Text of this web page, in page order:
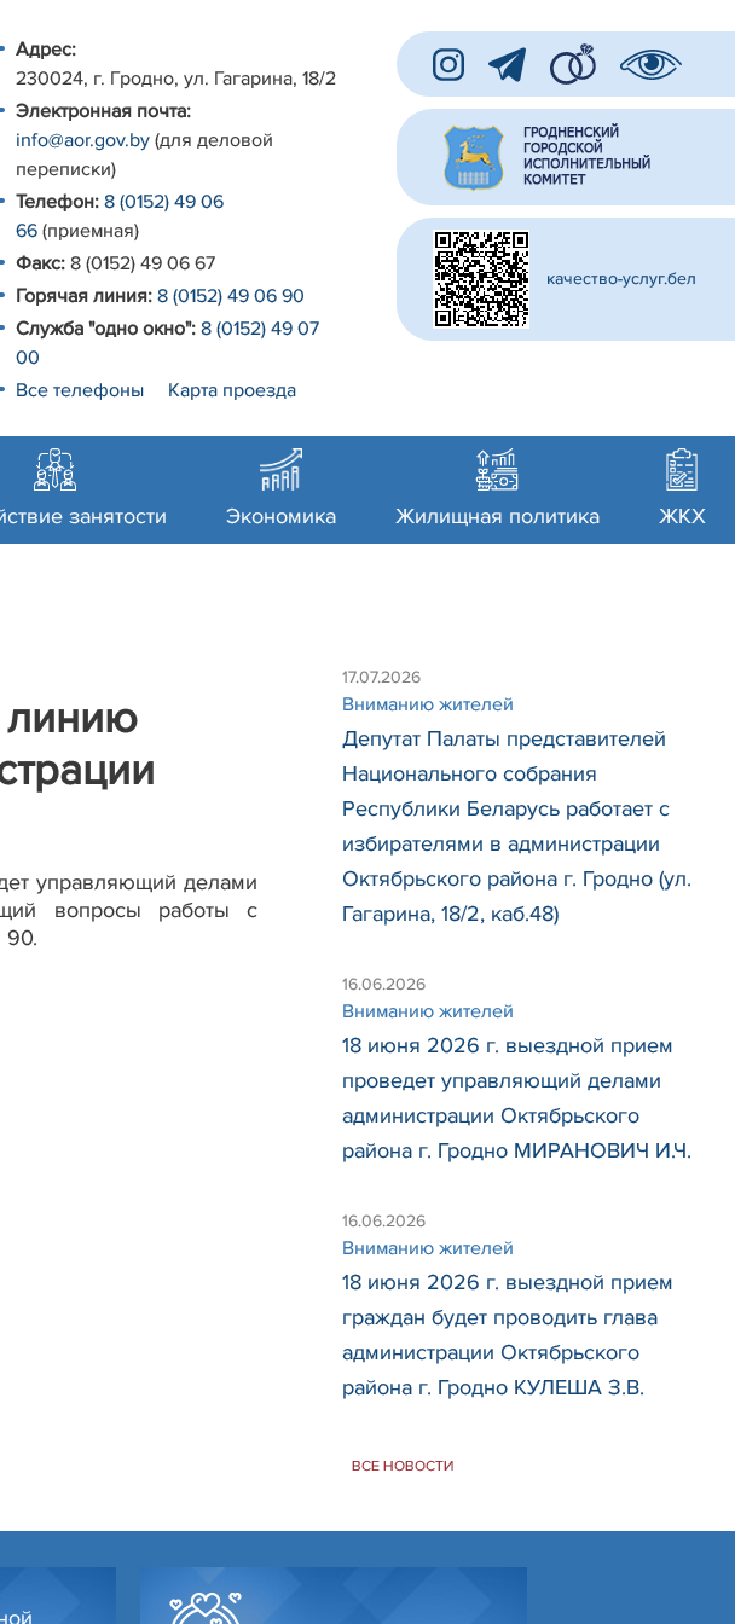
Адрес:
230024, г. Гродно, ул. Гагарина, 18/2
Электронная почта:
info@aor.gov.by (для деловой
переписки)
Телефон: 8 (0152) 49 06
66 (приемная)
Факс: 8 (0152) 49 06 67
Горячая линия: 8 (0152) 49 06 90
Служба "одно окно": 8 (0152) 49 07
00
Все телефоны
Карта проезда
качество-услуг.бел
занятости Экономика Жилищная политика ЖКХ
линию
управляющий делами
вопросы работы с
90.
17.07.2026
Вниманию жителей
Депутат Палаты представителей
Национального собрания
Республики Беларусь работает с
избирателями в администрации
Октябрьского района г. Гродно (ул.
Гагарина, 18/2, каб.48)
16.06.2026
Вниманию жителей
18 июня 2026 г. выездной прием
проведет управляющий делами
администрации Октябрьского
района г. Гродно МИРАНОВИЧ И.Ч.
16.06.2026
Вниманию жителей
18 июня 2026 г. выездной прием
граждан будет проводить глава
администрации Октябрьского
района г. Гродно КУЛЕША З.В.
ВСЕ НОВОСТИ